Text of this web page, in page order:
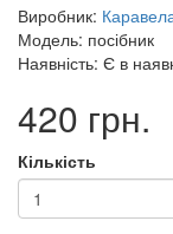
Виробник:
Модель: посібник
Наявність: Є в
420 грн.
Кількість